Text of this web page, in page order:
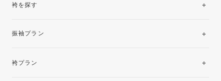
袴を探す
振袖プラン
レンタルプラン
袴プラン